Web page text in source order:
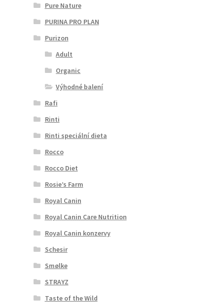
Pure Nature
PURINA PRO PLAN
Purizon
Adult
Organic
Výhodné balení
Rafi
Rinti
Rinti speciální dieta
Rocco
Rocco Diet
Rosie’s Farm
Royal Canin
Royal Canin Care Nutrition
Royal Canin konzervy
Schesir
Smølke
STRAYZ
Taste of the Wild